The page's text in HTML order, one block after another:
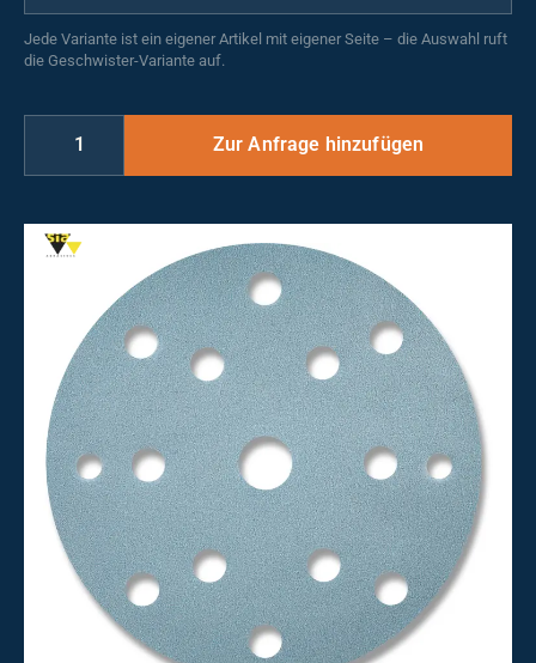
Jede Variante ist ein eigener Artikel mit eigener Seite – die Auswahl ruft
die Geschwister-Variante auf.